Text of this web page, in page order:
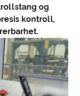
og
kontroll,